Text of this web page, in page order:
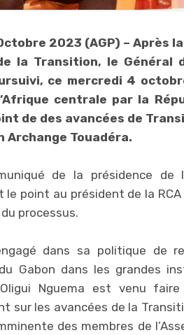
2023 (AGP) – Après
la Transition, le Général
ce mercredi 4
centrale par la
de des avancées de
Archange Touadéra.
de la présidence
point au président de la
processus.
dans sa politique de
Gabon dans les grandes
Nguema est venu
sur les avancées de la
des membres de